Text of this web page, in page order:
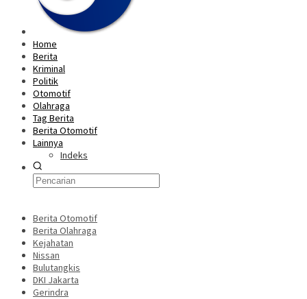
Home
Berita
Kriminal
Politik
Otomotif
Olahraga
Tag Berita
Berita Otomotif
Lainnya
Indeks
Berita Otomotif
Berita Olahraga
Kejahatan
Nissan
Bulutangkis
DKI Jakarta
Gerindra